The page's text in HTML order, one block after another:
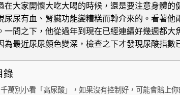
在大家開懷大吃大喝的時候，還是要注意身體
尿尿有血、腎臟功能變糟糕而轉介來的。看著
一問之下，他從過年到現在已經連續好幾週都
為最近尿尿顏色變深，檢查之下才發現尿酸指數
錄
千萬別小看「高尿酸」，如果沒有控制好，可能會賠上你